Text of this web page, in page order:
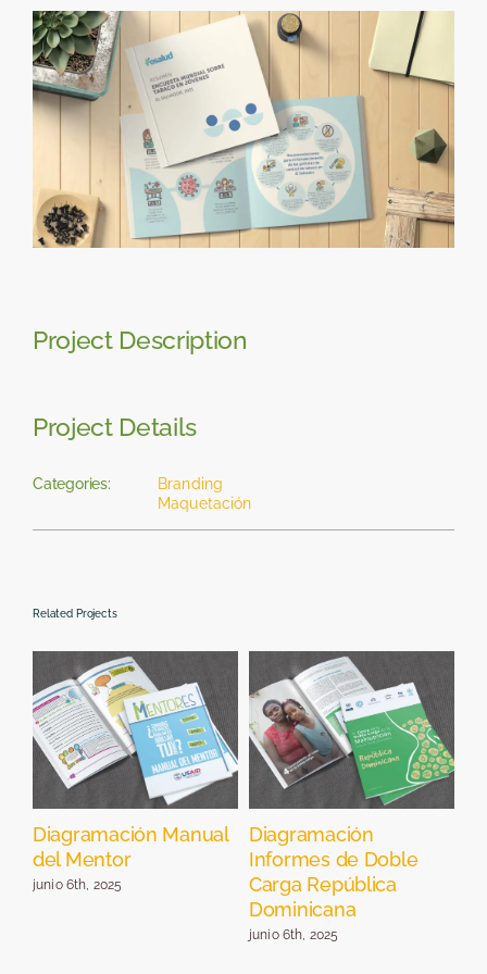
content
View
Larger
Image
Project Description
Project Details
Categories:
Branding
Maquetación
Related Projects
Diagramación Manual
del Mentor
junio 6th, 2025
Diagramación
Informes de Doble
Carga República
Dominicana
junio 6th, 2025